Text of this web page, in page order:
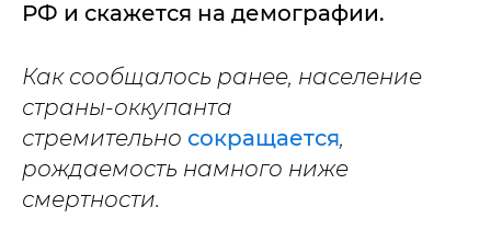
РФ и скажется на демографии.
Как сообщалось ранее, население
страны-оккупанта
стремительно сокращается,
рождаемость намного ниже
смертности.